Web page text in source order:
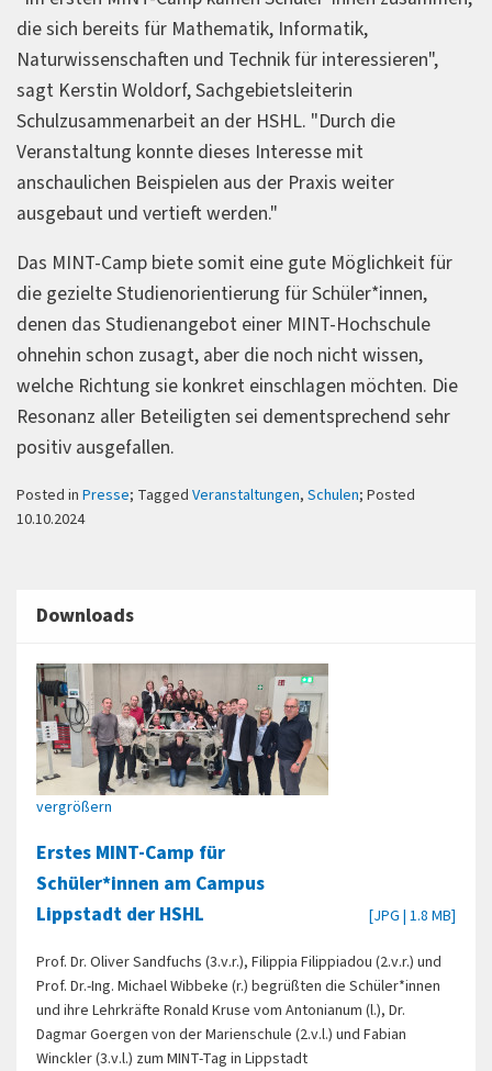
die sich bereits für Mathematik, Informatik,
Naturwissenschaften und Technik für interessieren",
sagt Kerstin Woldorf, Sachgebietsleiterin
Schulzusammenarbeit an der HSHL. "Durch die
Veranstaltung konnte dieses Interesse mit
anschaulichen Beispielen aus der Praxis weiter
ausgebaut und vertieft werden."
Das MINT-Camp biete somit eine gute Möglichkeit für
die gezielte Studienorientierung für Schüler*innen,
denen das Studienangebot einer MINT-Hochschule
ohnehin schon zusagt, aber die noch nicht wissen,
welche Richtung sie konkret einschlagen möchten. Die
Resonanz aller Beteiligten sei dementsprechend sehr
positiv ausgefallen.
Posted in Presse; Tagged Veranstaltungen, Schulen; Posted
10.10.2024
Downloads
vergrößern
Erstes MINT-Camp für
Schüler*innen am Campus
Lippstadt der HSHL
[JPG | 1.8 MB]
Prof. Dr. Oliver Sandfuchs (3.v.r.), Filippia Filippiadou (2.v.r.) und
Prof. Dr.-Ing. Michael Wibbeke (r.) begrüßten die Schüler*innen
und ihre Lehrkräfte Ronald Kruse vom Antonianum (l.), Dr.
Dagmar Goergen von der Marienschule (2.v.l.) und Fabian
Winckler (3.v.l.) zum MINT-Tag in Lippstadt